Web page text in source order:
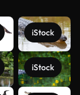
iStock
iStock